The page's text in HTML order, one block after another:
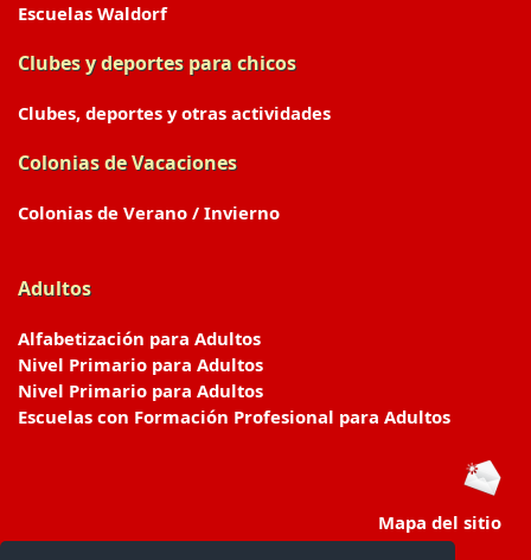
Escuelas Waldorf
Clubes y deportes para chicos
Clubes, deportes y otras actividades
Colonias de Vacaciones
Colonias de Verano / Invierno
Adultos
Alfabetización para Adultos
Nivel Primario para Adultos
Nivel Primario para Adultos
Escuelas con Formación Profesional para Adultos
Mapa del sitio